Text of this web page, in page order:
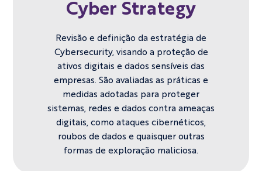
Cyber Strategy
Revisão e definição da estratégia de
Cybersecurity, visando a proteção de
ativos ​digitais e dados sensíveis das
empresas. São avaliadas as práticas e
medidas ​adotadas para proteger
sistemas, redes e dados contra ameaças
digitais, como ​ataques cibernéticos,
roubos de dados e quaisquer outras
formas de ​exploração maliciosa.​